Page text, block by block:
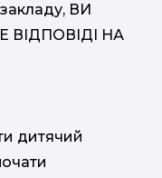
ВИ
ВІДПОВІДІ НА
дитячий